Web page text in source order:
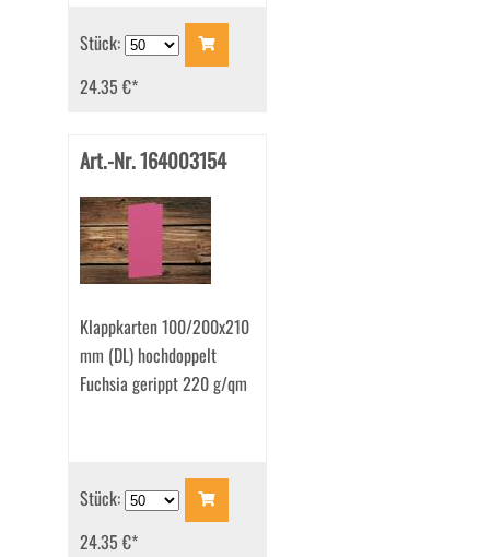
Stück:
24.35 €*
Art.-Nr. 164003154
Klappkarten 100/200x210
mm (DL) hochdoppelt
Fuchsia gerippt 220 g/qm
Stück:
24.35 €*